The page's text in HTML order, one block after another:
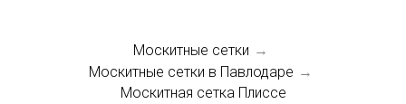
Москитные сетки →
Москитные сетки в Павлодаре →
Москитная сетка Плиссе